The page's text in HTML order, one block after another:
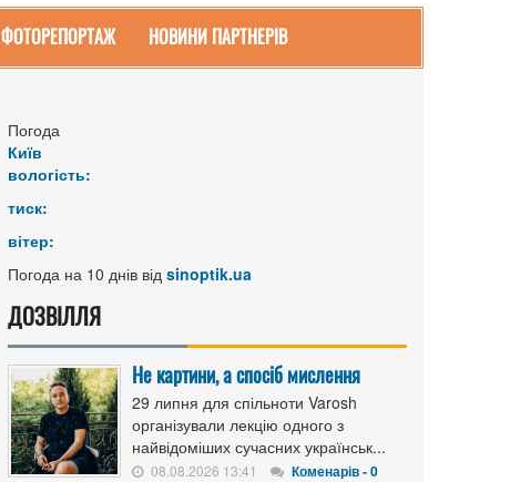
ФОТОРЕПОРТАЖ НОВИНИ ПАРТНЕРІВ
Погода
Київ
вологість:
тиск:
вітер:
Погода на 10 днів від sinoptik.ua
ДОЗВІЛЛЯ
Не картини, а спосіб мислення
29 липня для спільноти Varosh
організували лекцію одного з
найвідоміших сучасних українськ...
08.08.2026 13:41 Коменарів - 0